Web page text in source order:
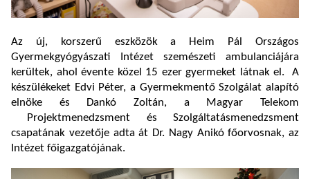
Az új, korszerű eszközök a Heim Pál Országos
Gyermekgyógyászati Intézet szemészeti ambulanciájára
kerültek, ahol évente közel 15 ezer gyermeket látnak el. A
készülékeket Edvi Péter, a Gyermekmentő Szolgálat alapító
elnöke és Dankó Zoltán, a Magyar Telekom
Projektmenedzsment és Szolgáltatásmenedzsment
csapatának vezetője adta át Dr. Nagy Anikó főorvosnak, az
Intézet főigazgatójának.